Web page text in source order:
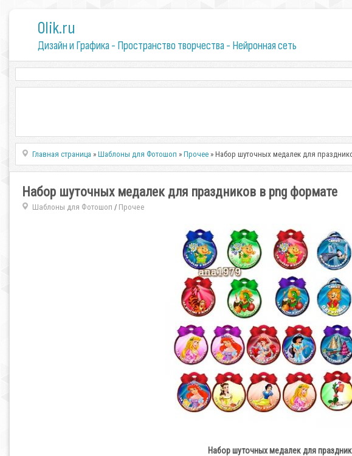
0lik.ru
Дизайн и Графика - Пространство творчества - Нейронная сеть
Главная страница »Шаблоны для Фотошоп »Прочее » Набор шуточных медалек для
Набор шуточных медалек для праздников в png формате
Шаблоны для Фотошоп / Прочее
Набор шуточных медалек для